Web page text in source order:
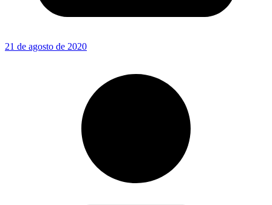
21 de agosto de 2020